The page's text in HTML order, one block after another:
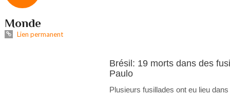
Monde
Lien permanent
Brésil: 19 morts dans des
Paulo
Plusieurs fusillades ont eu lieu